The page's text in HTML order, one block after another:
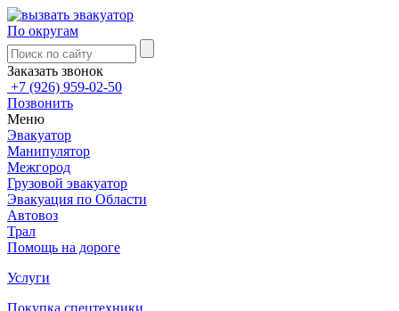
По округам
Заказать звонок
+7 (926) 959-02-50
Позвонить
Меню
Эвакуатор
Манипулятор
Межгород
Грузовой эвакуатор
Эвакуация по Области
Автовоз
Трал
Помощь на дороге
Услуги
Покупка спецтехники